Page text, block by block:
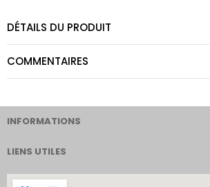
DÉTAILS DU PRODUIT
COMMENTAIRES
INFORMATIONS
LIENS UTILES